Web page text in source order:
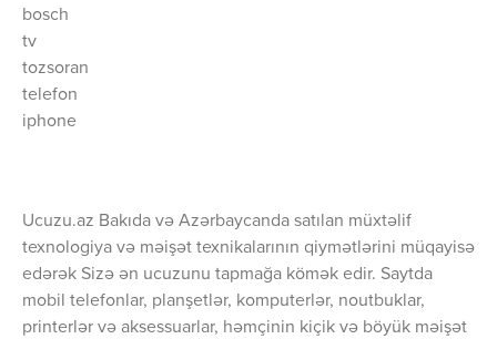
bosch
tv
tozsoran
telefon
iphone
Ucuzu.az Bakıda və Azərbaycanda satılan müxtəlif
texnologiya və məişət texnikalarının qiymətlərini müqayisə
edərək Sizə ən ucuzunu tapmağa kömək edir. Saytda
mobil telefonlar, planşetlər, komputerlər, noutbuklar,
printerlər və aksessuarlar, həmçinin kiçik və böyük məişət